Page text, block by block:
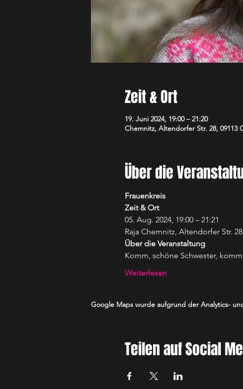
Zeit & Ort
19. Juni 2024, 19:00 – 21:20
Chemnitz, Altendorfer Str. 28, 09113
Über die
Frauenkreis
Zeit & Ort
05. Aug. 2024, 19:00 – 21:21
Raja Chemnitz, Altendorfer Str.
Über die Veranstaltung
Komm, schöne Schwester,
Weiterlesen
Google Maps wurde aufgrund der Analytics-
Teilen auf Social